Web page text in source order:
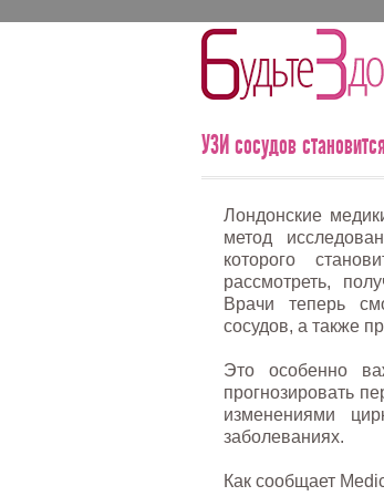
УЗИ сосудов
Лондонские
метод
которого
рассмотреть,
Врачи теперь
сосудов, а также
Это особенно
прогнозировать
изменениями
заболеваниях.
Как сообщает